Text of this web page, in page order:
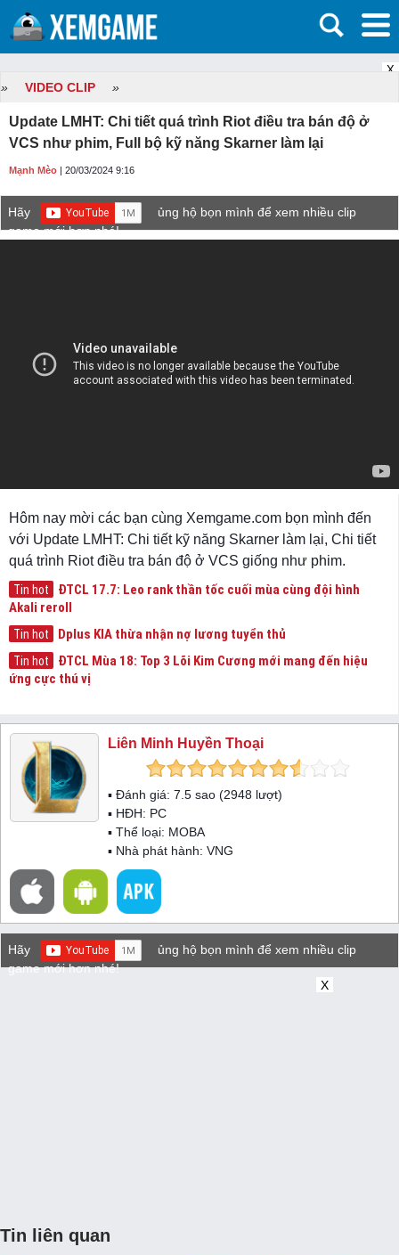
X
» VIDEO CLIP »
Update LMHT: Chi tiết quá trình Riot điều tra bán độ ở
VCS như phim, Full bộ kỹ năng Skarner làm lại
Mạnh Mèo | 20/03/2024 9:16
Hãy
ủng hộ bọn mình để xem nhiều clip
game mới hơn nhé!
Hôm nay mời các bạn cùng Xemgame.com bọn mình đến
với Update LMHT: Chi tiết kỹ năng Skarner làm lại, Chi tiết
quá trình Riot điều tra bán độ ở VCS giống như phim.
Tin hot
ĐTCL 17.7: Leo rank thần tốc cuối mùa cùng đội hình
Akali reroll
Tin hot Dplus KIA thừa nhận nợ lương tuyển thủ
Tin hot
ĐTCL Mùa 18: Top 3 Lõi Kim Cương mới mang đến hiệu
ứng cực thú vị
Liên Minh Huyền Thoại
▪ Đánh giá: 7.5 sao (2948 lượt)
▪ HĐH: PC
▪ Thể loại: MOBA
▪ Nhà phát hành: VNG
Hãy
ủng hộ bọn mình để xem nhiều clip
game mới hơn nhé!
X
Tin liên quan